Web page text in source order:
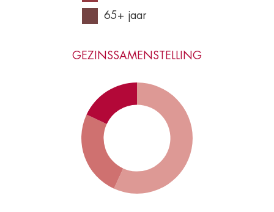
65+ jaar
GEZINSSAMENSTELLING